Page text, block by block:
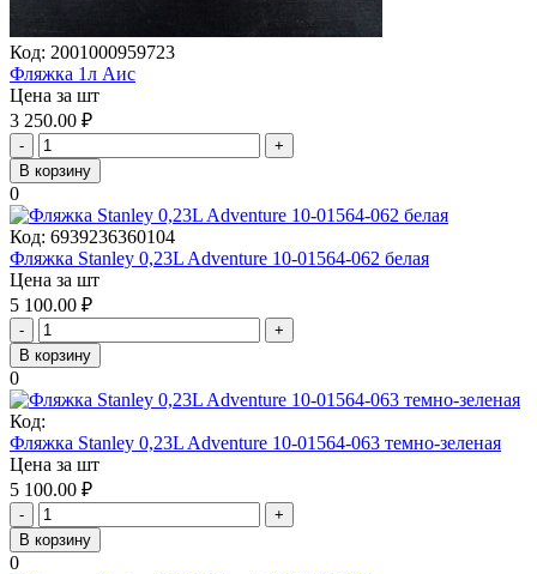
Код: 2001000959723
Фляжка 1л Аис
Цена за шт
3 250.00 ₽
-
+
В корзину
0
Код: 6939236360104
Фляжка Stanley 0,23L Adventure 10-01564-062 белая
Цена за шт
5 100.00 ₽
-
+
В корзину
0
Код:
Фляжка Stanley 0,23L Adventure 10-01564-063 темно-зеленая
Цена за шт
5 100.00 ₽
-
+
В корзину
0